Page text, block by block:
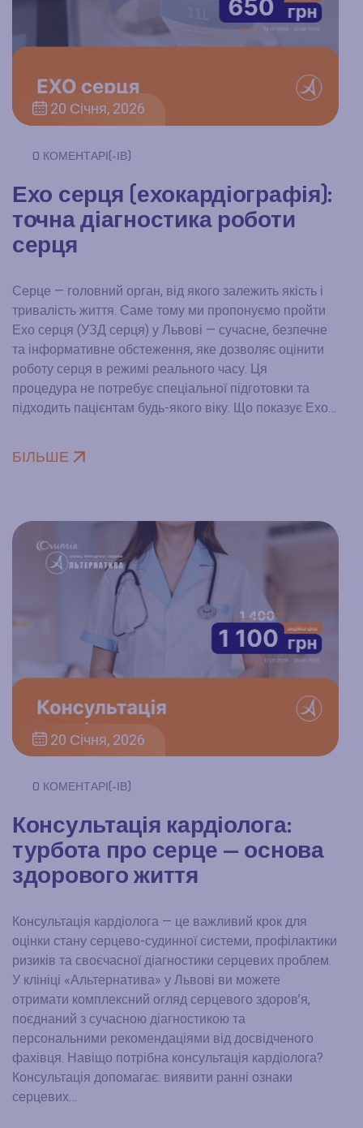
20 Січня, 2026
0 КОМЕНТАРІ(-ІВ)
Ехо серця (ехокардіографія):
точна діагностика роботи
серця
Серце — головний орган, від якого залежить якість і
тривалість життя. Саме тому ми пропонуємо пройти
Ехо серця (УЗД серця) у Львові — сучасне, безпечне
та інформативне обстеження, яке дозволяє оцінити
роботу серця в режимі реального часу. Ця
процедура не потребує спеціальної підготовки та
підходить пацієнтам будь-якого віку. Що показує Ехо…
БІЛЬШЕ
20 Січня, 2026
0 КОМЕНТАРІ(-ІВ)
Консультація кардіолога:
турбота про серце — основа
здорового життя
Консультація кардіолога — це важливий крок для
оцінки стану серцево-судинної системи, профілактики
ризиків та своєчасної діагностики серцевих проблем.
У клініці «Альтернатива» у Львові ви можете
отримати комплексний огляд серцевого здоров’я,
поєднаний з сучасною діагностикою та
персональними рекомендаціями від досвідченого
фахівця. Навіщо потрібна консультація кардіолога?
Консультація допомагає: виявити ранні ознаки
серцевих…